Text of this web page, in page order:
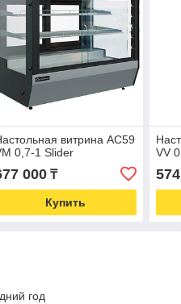
витрина AC59
0,7-1 Slider
000₸
Купить
VV
год